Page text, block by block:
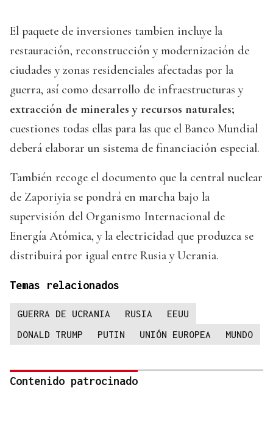
El paquete de inversiones tambien incluye la
restauración, reconstrucción y modernización de
ciudades y zonas residenciales afectadas por la
guerra, así como desarrollo de infraestructuras y
extracción de minerales y recursos naturales;
cuestiones todas ellas para las que el Banco Mundial
deberá elaborar un sistema de financiación especial.
También recoge el documento que la central nuclear
de Zaporiyia se pondrá en marcha bajo la
supervisión del Organismo Internacional de
Energía Atómica, y la electricidad que produzca se
distribuirá por igual entre Rusia y Ucrania.
Temas relacionados
GUERRA DE UCRANIA RUSIA
EEUU
DONALD TRUMP
PUTIN UNIÓN EUROPEA MUNDO
Contenido patrocinado